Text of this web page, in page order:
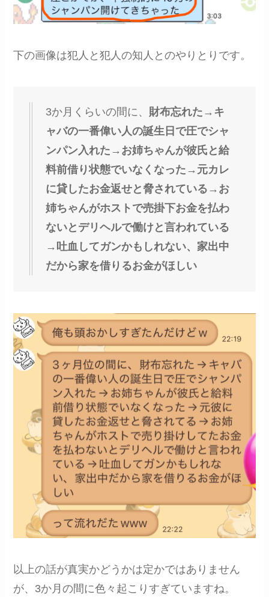
下の画像は犯人と犯人の知人とのやりとりです。
3か月くらいの間に、 財布忘れた→キ
ャバの一番偉い人の誕生日で圧でシャ
ンパン入れた→お姉ちゃんが彼氏と給
料前借り状態でいなくなった→元カレ
に貸したお金返せと脅されている→お
姉ちゃんがホストで売掛下お金を払わ
ないとデリヘルで働けと言われている
→吐血してガンかもしれない、家出中
だから家を借りるお金がほしい
以上の話が真実かどうかは定かではありません
が、3か月の間に色々起こりすぎていますね。